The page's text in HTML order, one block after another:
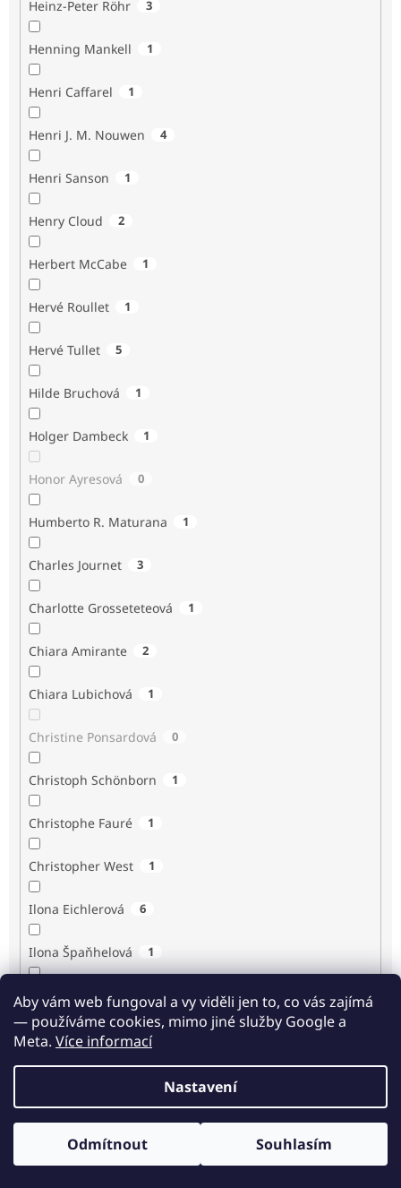
Aby vám web fungoval a vy viděli jen to, co vás zajímá
— používáme cookies, mimo jiné služby Google a
Meta. Více informací
Nastavení
Odmítnout Souhlasím
Heinz-Peter Röhr 3
Henning Mankell 1
Henri Caffarel 1
Henri J. M. Nouwen 4
Henri Sanson 1
Henry Cloud 2
Herbert McCabe 1
Hervé Roullet 1
Hervé Tullet 5
Hilde Bruchová 1
Holger Dambeck 1
Honor Ayresová 0
Humberto R. Maturana 1
Charles Journet 3
Charlotte Grosseteteová 1
Chiara Amirante 2
Chiara Lubichová 1
Christine Ponsardová 0
Christoph Schönborn 1
Christophe Fauré 1
Christopher West 1
Ilona Eichlerová 6
Ilona Špaňhelová 1
Ilse Sand
Immaculée Ilibagiza
Ingrid Biermann 1
Irvin D. Yalom 3 Odběr novinek